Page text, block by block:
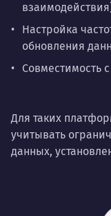
Настройка
обновления
Совместимость
Для таких
учитывать
данных,